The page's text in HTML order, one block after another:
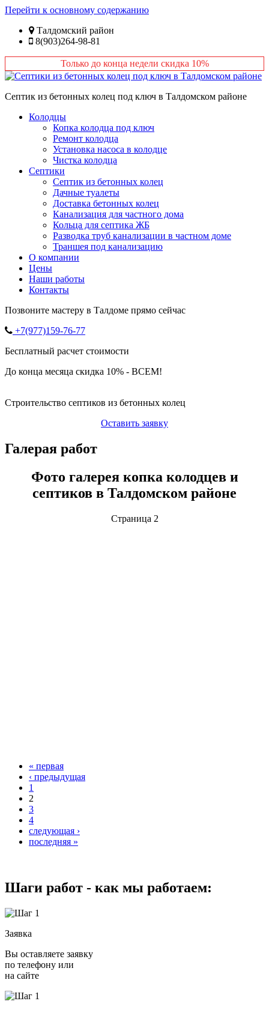
Перейти к основному содержанию
Талдомский район
8(903)264-98-81
Только до конца недели скидка 10%
Септик из бетонных колец под ключ в Талдомском районе
Колодцы
Копка колодца под ключ
Ремонт колодца
Установка насоса в колодце
Чистка колодца
Септики
Септик из бетонных колец
Дачные туалеты
Доставка бетонных колец
Канализация для частного дома
Кольца для септика ЖБ
Разводка труб канализации в частном доме
Траншея под канализацию
О компании
Цены
Наши работы
Контакты
Позвоните мастеру в Талдоме прямо сейчас
+7(977)159-76-77
Бесплатный расчет стоимости
До конца месяца скидка 10% - ВСЕМ!
Строительство септиков из бетонных колец
Оставить заявку
Галерая работ
Фото галерея копка колодцев и
септиков в Талдомском районе
Страница 2
« первая
‹ предыдущая
1
2
3
4
следующая ›
последняя »
Шаги работ - как мы работаем:
Заявка
Вы оставляете заявку
по телефону или
на сайте